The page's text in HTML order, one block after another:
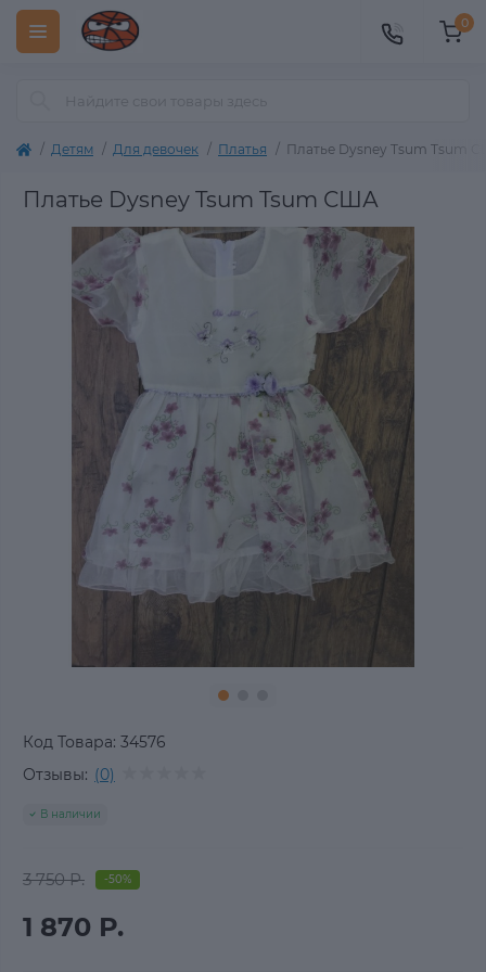
0
Детям Для девочек Платья Платье Dysney Tsum Tsum
Платье Dysney Tsum Tsum США
Код Товара: 34576
Отзывы: (0)
В наличии
3 750 Р. -50%
1 870 Р.